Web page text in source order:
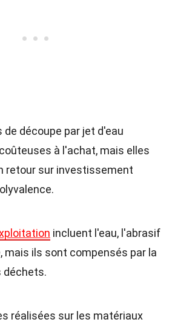
de découpe par jet d'eau
à l'achat, mais elles
retour sur investissement
incluent l'eau, l'abrasif
mais ils sont compensés par la
déchets.
réalisées sur les matériaux